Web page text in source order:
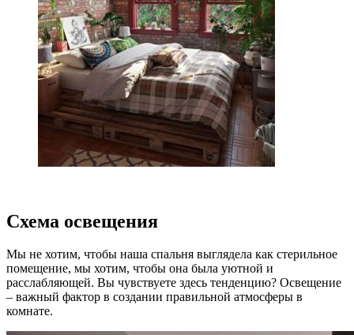
Схема освещения
Мы не хотим, чтобы наша спальня выглядела как стерильное
помещение, мы хотим, чтобы она была уютной и
расслабляющей. Вы чувствуете здесь тенденцию? Освещение
– важный фактор в создании правильной атмосферы в
комнате.